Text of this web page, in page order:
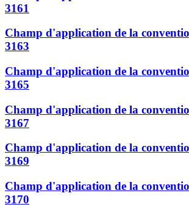
3161
Champ d'application de la
3163
Champ d'application de la
3165
Champ d'application de la
3167
Champ d'application de la
3169
Champ d'application de la
3170